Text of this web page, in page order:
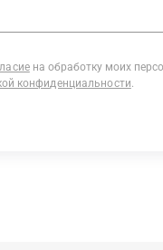
на обработку моих
конфиденциальности.